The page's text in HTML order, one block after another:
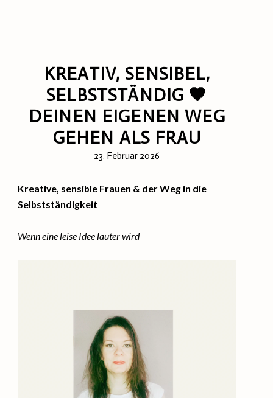
KREATIV, SENSIBEL,
SELBSTSTÄNDIG 🖤
DEINEN EIGENEN WEG
GEHEN ALS FRAU
23. Februar 2026
Kreative, sensible Frauen & der Weg in die
Selbstständigkeit
Wenn eine leise Idee lauter wird